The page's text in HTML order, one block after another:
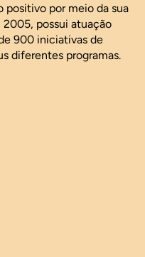
por meio da sua
possui atuação
900 iniciativas de
diferentes programas.